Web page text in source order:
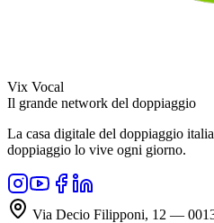
Vix Vocal
Il grande network del doppiaggio
La casa digitale del doppiaggio
doppiaggio lo vive ogni giorno.
Via Decio Filipponi, 12 —